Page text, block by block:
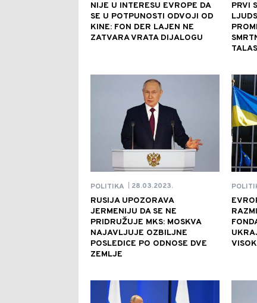
NIJE U INTERESU EVROPE DA
SE U POTPUNOSTI ODVOJI OD
KINE: FON DER LAJEN NE
ZATVARA VRATA DIJALOGU
PRVI
POLITIKA 28.03.2023.
RUSIJA UPOZORAVA
JERMENIJU DA SE NE
PRIDRUŽUJE MKS: MOSKVA
NAJAVLJUJE OZBILJNE
POSLEDICE PO ODNOSE DVE
ZEMLJE